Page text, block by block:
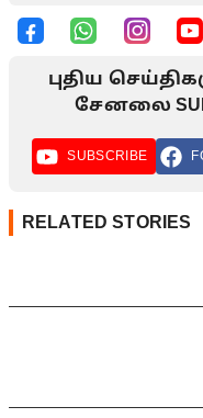
புதிய
சேனலை
SUBSCRIBE
RELATED STORIES